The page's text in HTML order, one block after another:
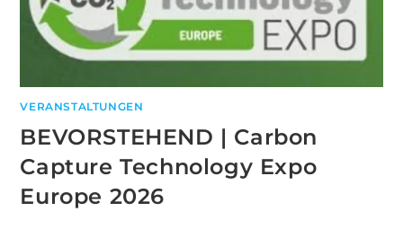
VERANSTALTUNGEN
BEVORSTEHEND | Carbon
Capture Technology Expo
Europe 2026